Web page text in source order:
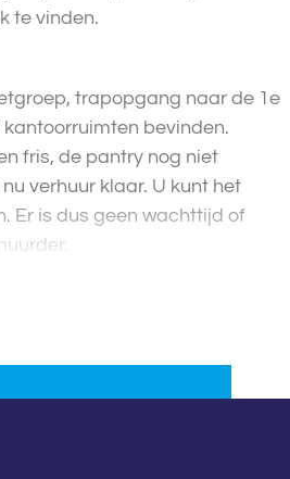
te vinden.
trapopgang naar de 1e
bevinden.
fris, de pantry nog niet
verhuur klaar. U kunt het
Er is dus geen wachttijd of